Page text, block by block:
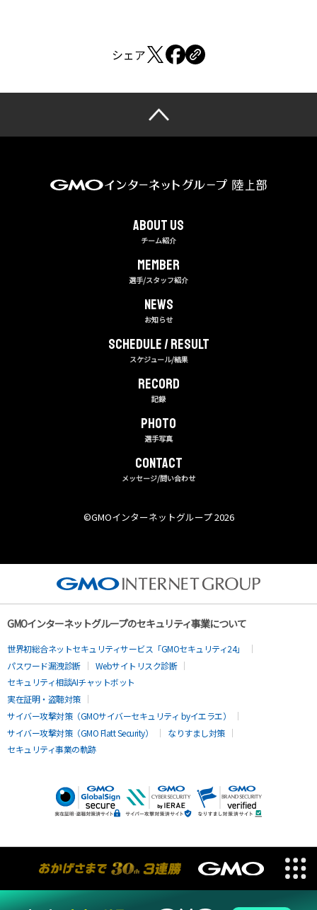
シェア
About us
チーム紹介
MEMBER
選手/スタッフ紹介
NEWS
お知らせ
Schedule / Result
スケジュール/結果
RECORD
記録
PHOTO
選手写真
CONTACT
メッセージ/問い合わせ
©︎GMOインターネットグループ 2026
GMOインターネットグループのセキュリティ事業について
世界初総合ネットセキュリティサービス「GMOセキュリティ24」
パスワード漏洩診断
Webサイトリスク診断
セキュリティ相談AIチャットボット
実在証明・盗聴対策
サイバー攻撃対策（GMOサイバーセキュリティ byイエラエ）
サイバー攻撃対策（GMO Flatt Security）
なりすまし対策
セキュリティ事業の軌跡